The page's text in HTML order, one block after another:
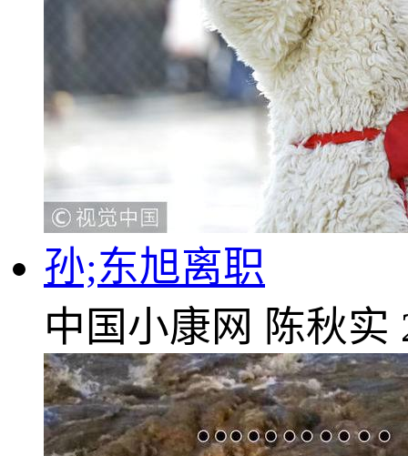
孙;东旭离职
中国小康网 陈秋实